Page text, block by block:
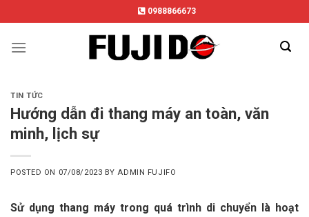
to
content
0988866673
TIN TỨC
Hướng dẫn đi thang máy an toàn, văn
minh, lịch sự
POSTED ON 07/08/2023 BY ADMIN FUJIFO
Sử dụng thang máy trong quá trình di chuyển là hoạt